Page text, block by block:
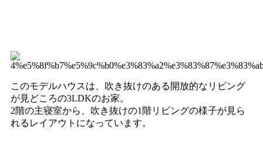
このモデルハウスは、吹き抜けのある開放的なリビング
が見どころの3LDKのお家。
2階の主寝室から、吹き抜けの1階リビングの様子が見ら
れるレイアウトになっています。